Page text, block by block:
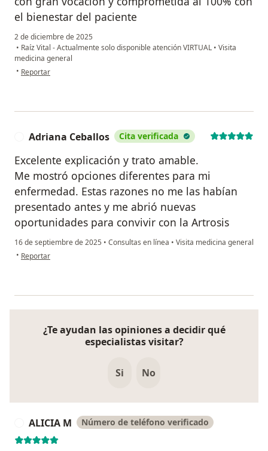
el bienestar del paciente
2 de diciembre de 2025
• Raíz Vital - Actualmente solo disponible atención VIRTUAL • Visita
medicina general
• en opinión del usuario Patricia Pastén R.
Reportar
Adriana Ceballos Cita verificada
Excelente explicación y trato amable.
Me mostró opciones diferentes para mi
enfermedad. Estas razones no me las habían
presentado antes y me abrió nuevas
oportunidades para convivir con la Artrosis
16 de septiembre de 2025 • Consultas en línea • Visita medicina general
• en opinión del usuario Adriana Ceballos
Reportar
¿Te ayudan las opiniones a decidir qué
especialistas visitar?
Si No
ALICIA M Número de teléfono verificado